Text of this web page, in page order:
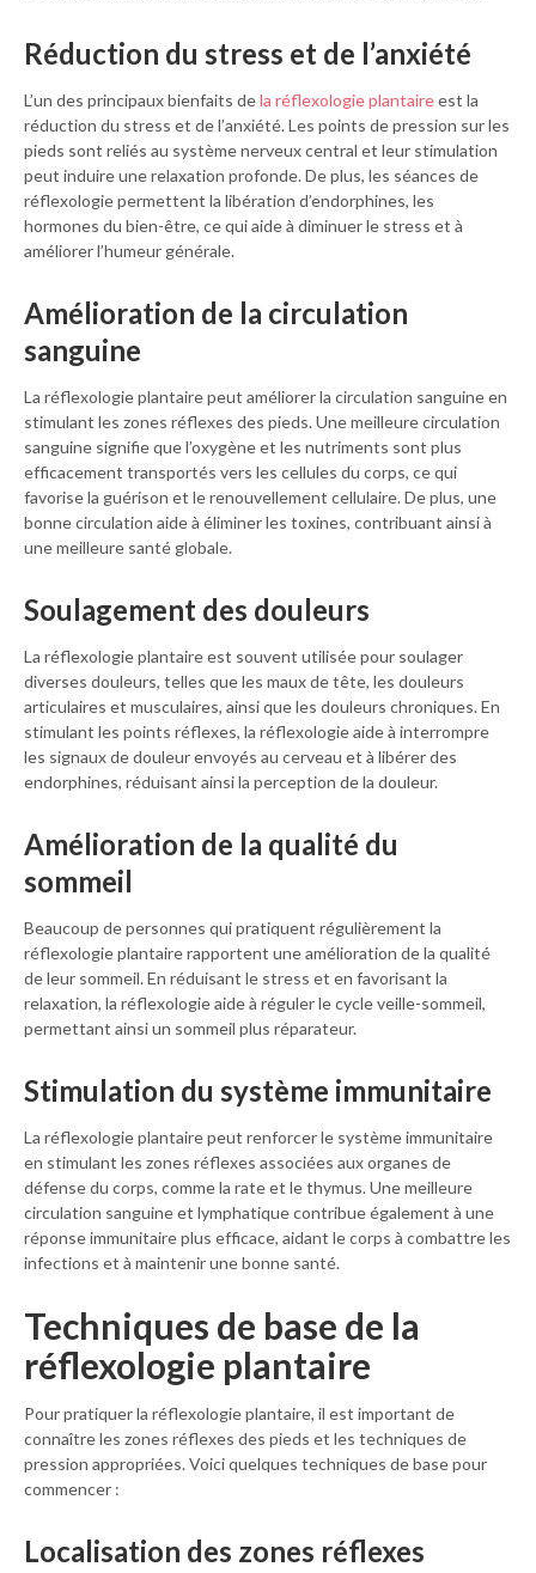
Réduction du stress et de l’anxiété
L’un des principaux bienfaits dela réflexologie plantaireest la
réduction du stress et de l’anxiété. Les points de pression sur les
pieds sont reliés au système nerveux central et leur stimulation
peut induire une relaxation profonde. De plus, les séances de
réflexologie permettent la libération d’endorphines, les
hormones du bien-être, ce qui aide à diminuer le stress et à
améliorer l’humeur générale.
Amélioration de la circulation
sanguine
La réflexologie plantaire peut améliorer la circulation sanguine en
stimulant les zones réflexes des pieds. Une meilleure circulation
sanguine signifie que l’oxygène et les nutriments sont plus
efficacement transportés vers les cellules du corps, ce qui
favorise la guérison et le renouvellement cellulaire. De plus, une
bonne circulation aide à éliminer les toxines, contribuant ainsi à
une meilleure santé globale.
Soulagement des douleurs
La réflexologie plantaire est souvent utilisée pour soulager
diverses douleurs, telles que les maux de tête, les douleurs
articulaires et musculaires, ainsi que les douleurs chroniques. En
stimulant les points réflexes, la réflexologie aide à interrompre
les signaux de douleur envoyés au cerveau et à libérer des
endorphines, réduisant ainsi la perception de la douleur.
Amélioration de la qualité du
sommeil
Beaucoup de personnes qui pratiquent régulièrement la
réflexologie plantaire rapportent une amélioration de la qualité
de leur sommeil. En réduisant le stress et en favorisant la
relaxation, la réflexologie aide à réguler le cycle veille-sommeil,
permettant ainsi un sommeil plus réparateur.
Stimulation du système immunitaire
La réflexologie plantaire peut renforcer le système immunitaire
en stimulant les zones réflexes associées aux organes de
défense du corps, comme la rate et le thymus. Une meilleure
circulation sanguine et lymphatique contribue également à une
réponse immunitaire plus efficace, aidant le corps à combattre les
infections et à maintenir une bonne santé.
Techniques de base de la
réflexologie plantaire
Pour pratiquer la réflexologie plantaire, il est important de
connaître les zones réflexes des pieds et les techniques de
pression appropriées. Voici quelques techniques de base pour
commencer :
Localisation des zones réflexes